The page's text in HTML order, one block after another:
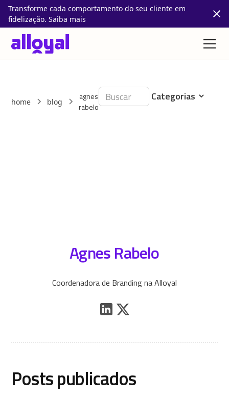
Transforme cada comportamento do seu cliente em
fidelização. Saiba mais
home blog
agnes
rabelo
Agnes Rabelo
Coordenadora de Branding na Alloyal
Posts publicados